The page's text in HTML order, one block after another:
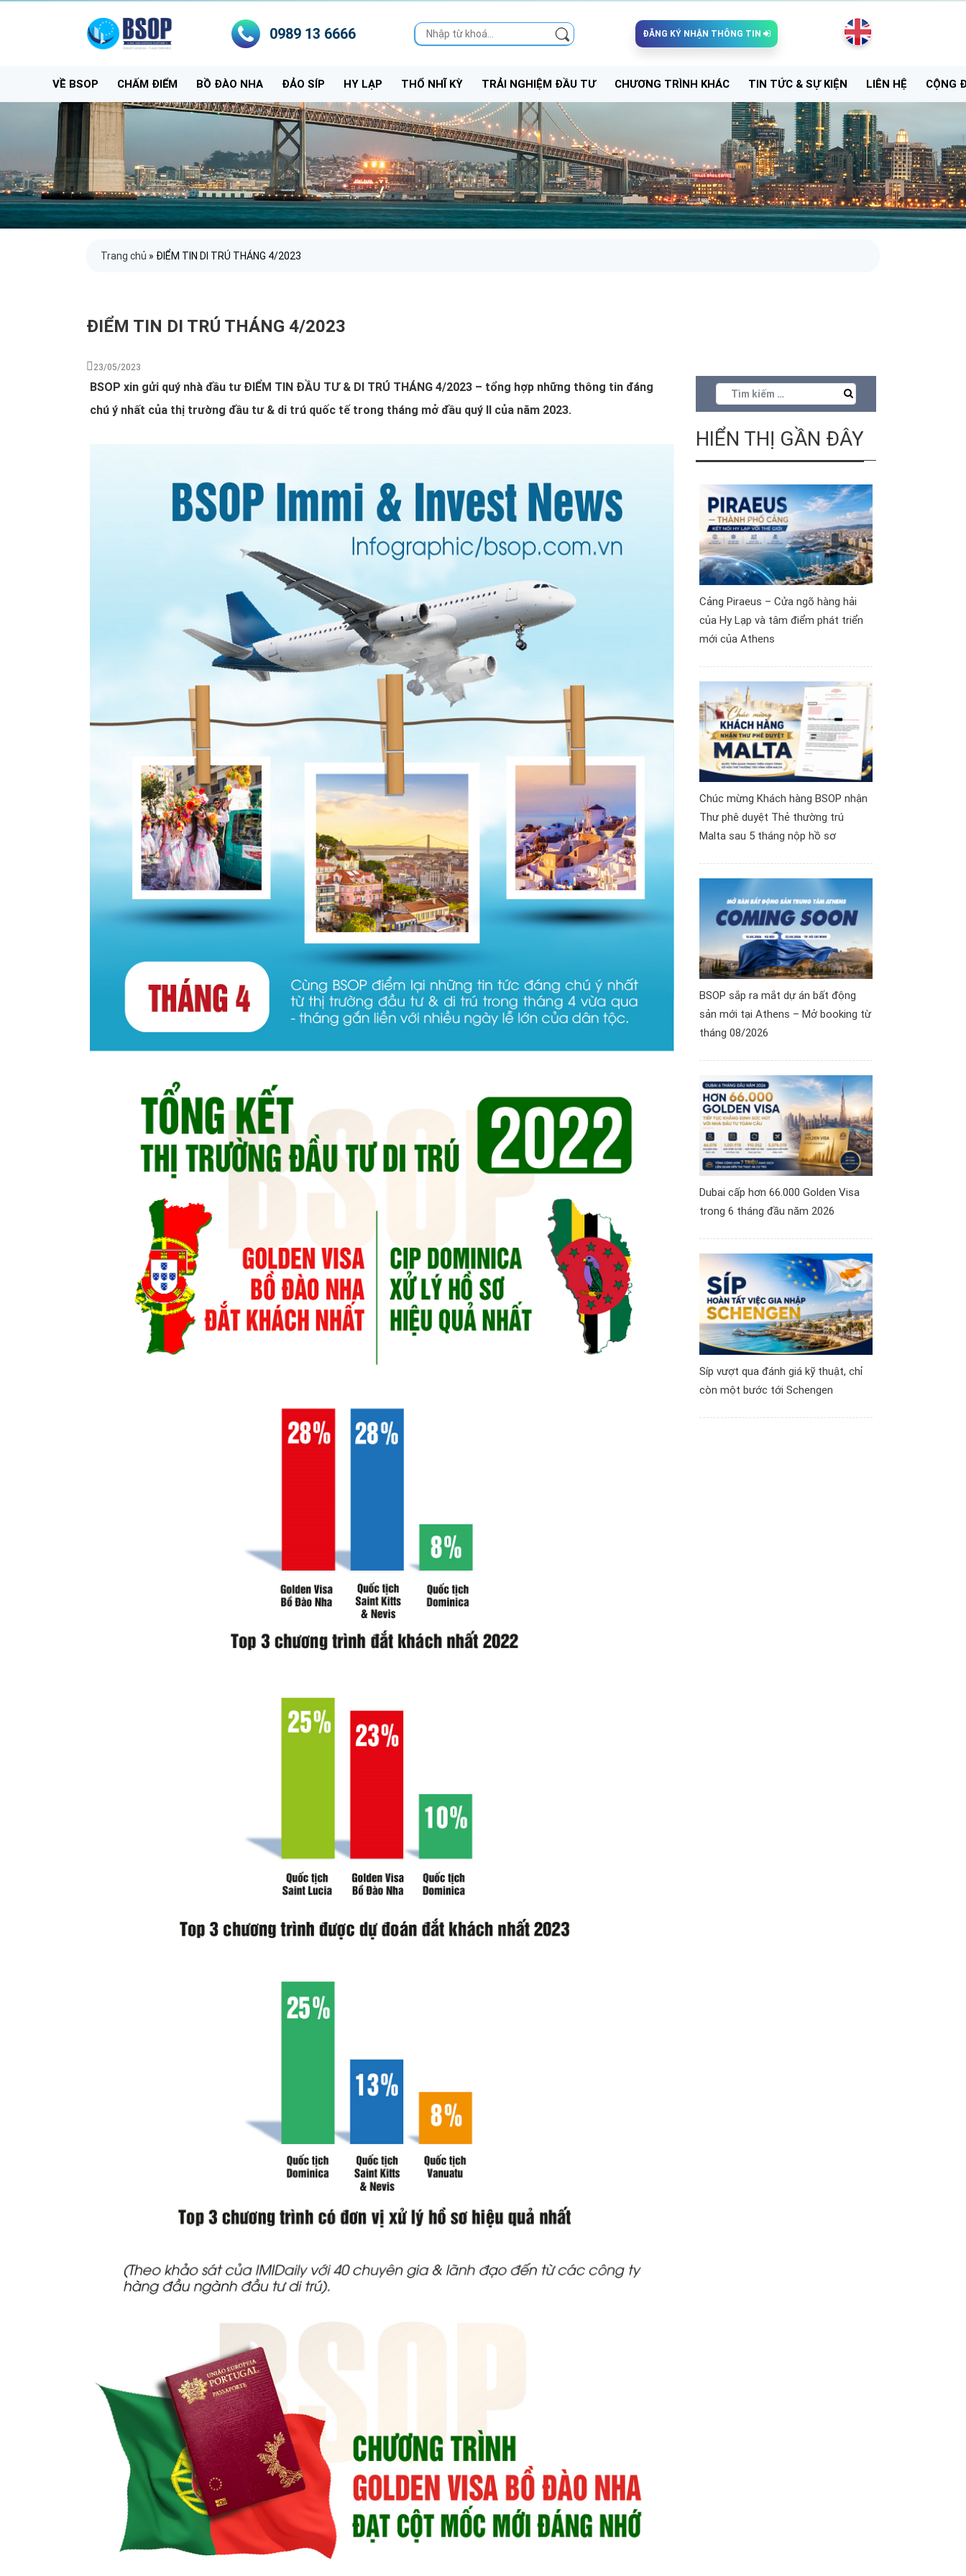
0989 13 6666 ĐĂNG KÝ NHẬN THÔNG TIN
VỀ BSOP CHẤM ĐIỂM BỒ ĐÀO NHA ĐẢO SÍP HY LẠP THỔ NHĨ KỲ TRẢI NGHIỆM ĐẦU TƯ CHƯƠNG TRÌNH KHÁC TIN TỨC & SỰ KIỆN LIÊN HỆ CỘNG
Trang chủ » ĐIỂM TIN DI TRÚ THÁNG 4/2023
ĐIỂM TIN DI TRÚ THÁNG 4/2023
23/05/2023
BSOP xin gửi quý nhà đầu tư ĐIỂM TIN ĐẦU TƯ & DI TRÚ THÁNG 4/2023 – tổng hợp những thông tin đáng
chú ý nhất của thị trường đầu tư & di trú quốc tế trong tháng mở đầu quý II của năm 2023.
HIỂN THỊ GẦN ĐÂY
Cảng Piraeus – Cửa ngõ hàng hải
của Hy Lạp và tâm điểm phát triển
mới của Athens
Chúc mừng Khách hàng BSOP nhận
Thư phê duyệt Thẻ thường trú
Malta sau 5 tháng nộp hồ sơ
BSOP sắp ra mắt dự án bất động
sản mới tại Athens – Mở booking từ
tháng 08/2026
Dubai cấp hơn 66.000 Golden Visa
trong 6 tháng đầu năm 2026
Síp vượt qua đánh giá kỹ thuật, chỉ
còn một bước tới Schengen